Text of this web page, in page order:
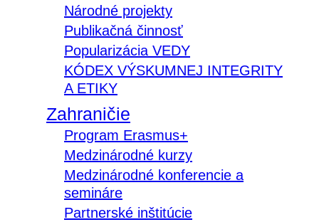
Národné projekty
Publikačná činnosť
Popularizácia VEDY
KÓDEX VÝSKUMNEJ INTEGRITY
A ETIKY
Zahraničie
Program Erasmus+
Medzinárodné kurzy
Medzinárodné konferencie a
semináre
Partnerské inštitúcie